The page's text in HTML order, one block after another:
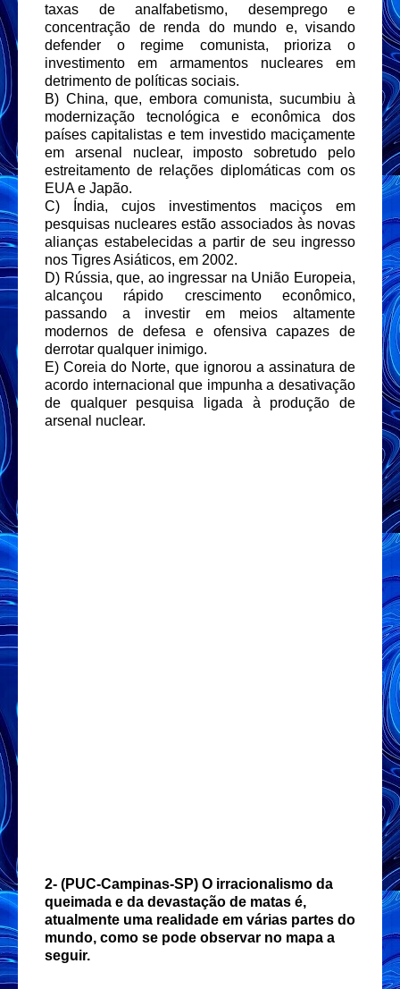
taxas de analfabetismo, desemprego e
concentração de renda do mundo e, visando
defender o regime comunista, prioriza o
investimento em armamentos nucleares em
detrimento de políticas sociais.
B) China, que, embora comunista, sucumbiu à
modernização tecnológica e econômica dos
países capitalistas e tem investido maciçamente
em arsenal nuclear, imposto sobretudo pelo
estreitamento de relações diplomáticas com os
EUA e Japão.
C) Índia, cujos investimentos maciços em
pesquisas nucleares estão associados às novas
alianças estabelecidas a partir de seu ingresso
nos Tigres Asiáticos, em 2002.
D) Rússia, que, ao ingressar na União Europeia,
alcançou rápido crescimento econômico,
passando a investir em meios altamente
modernos de defesa e ofensiva capazes de
derrotar qualquer inimigo.
E) Coreia do Norte, que ignorou a assinatura de
acordo internacional que impunha a desativação
de qualquer pesquisa ligada à produção de
arsenal nuclear.
2- (PUC-Campinas-SP) O irracionalismo da
queimada e da devastação de matas é,
atualmente uma realidade em várias partes do
mundo, como se pode observar no mapa a
seguir.